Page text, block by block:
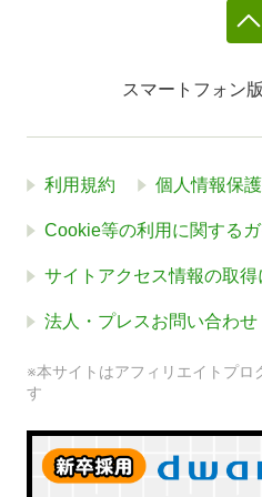
スマートフォン版
利用規約 個人情報保
Cookie等の利用に関する
サイトアクセス情報の取得
法人・プレスお問い合わせ
※本サイトはアフィリエイトプロ
す